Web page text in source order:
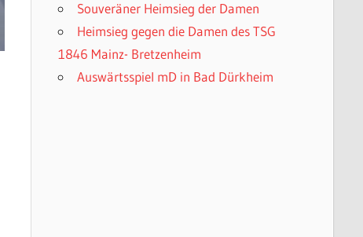
Souveräner Heimsieg der Damen
Heimsieg gegen die Damen des TSG
1846 Mainz- Bretzenheim
Auswärtsspiel mD in Bad Dürkheim